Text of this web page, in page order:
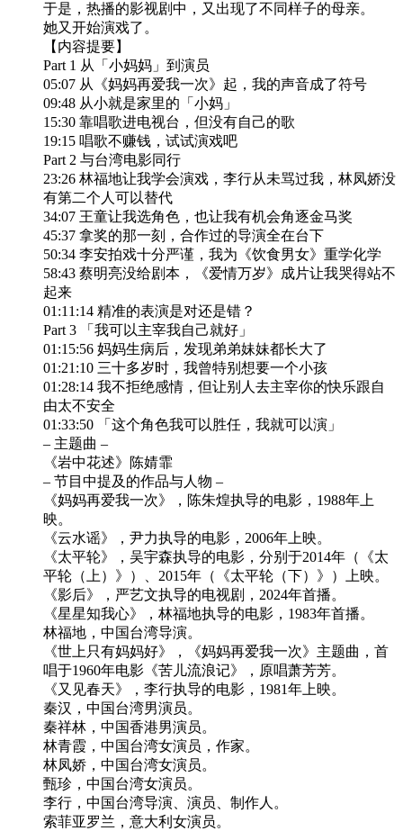
于是，热播的影视剧中，又出现了不同样子的母亲。
她又开始演戏了。
【内容提要】
Part 1 从「小妈妈」到演员
05:07 从《妈妈再爱我一次》起，我的声音成了符号
09:48 从小就是家里的「小妈」
15:30 靠唱歌进电视台，但没有自己的歌
19:15 唱歌不赚钱，试试演戏吧
Part 2 与台湾电影同行
23:26 林福地让我学会演戏，李行从未骂过我，林凤娇没
有第二个人可以替代
34:07 王童让我选角色，也让我有机会角逐金马奖
45:37 拿奖的那一刻，合作过的导演全在台下
50:34 李安拍戏十分严谨，我为《饮食男女》重学化学
58:43 蔡明亮没给剧本，《爱情万岁》成片让我哭得站不
起来
01:11:14 精准的表演是对还是错？
Part 3 「我可以主宰我自己就好」
01:15:56 妈妈生病后，发现弟弟妹妹都长大了
01:21:10 三十多岁时，我曾特别想要一个小孩
01:28:14 我不拒绝感情，但让别人去主宰你的快乐跟自
由太不安全
01:33:50 「这个角色我可以胜任，我就可以演」
– 主题曲 –
《岩中花述》陈婧霏
– 节目中提及的作品与人物 –
《妈妈再爱我一次》，陈朱煌执导的电影，1988年上
映。
《云水谣》，尹力执导的电影，2006年上映。
《太平轮》，吴宇森执导的电影，分别于2014年（《太
平轮（上）》）、2015年（《太平轮（下）》）上映。
《影后》，严艺文执导的电视剧，2024年首播。
《星星知我心》，林福地执导的电影，1983年首播。
林福地，中国台湾导演。
《世上只有妈妈好》，《妈妈再爱我一次》主题曲，首
唱于1960年电影《苦儿流浪记》，原唱萧芳芳。
《又见春天》，李行执导的电影，1981年上映。
秦汉，中国台湾男演员。
秦祥林，中国香港男演员。
林青霞，中国台湾女演员，作家。
林凤娇，中国台湾女演员。
甄珍，中国台湾女演员。
李行，中国台湾导演、演员、制作人。
索菲亚罗兰，意大利女演员。